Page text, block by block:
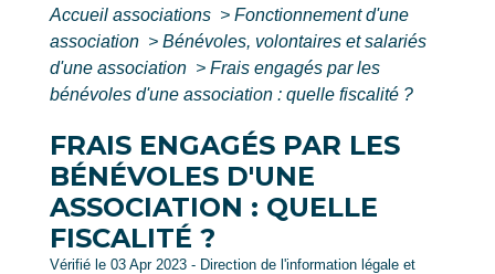
Accueil associations > Fonctionnement d'une
association > Bénévoles, volontaires et salariés
d'une association > Frais engagés par les
bénévoles d'une association : quelle fiscalité ?
FRAIS ENGAGÉS PAR LES
BÉNÉVOLES D'UNE
ASSOCIATION : QUELLE
FISCALITÉ ?
Vérifié le 03 Apr 2023 - Direction de l'information légale et